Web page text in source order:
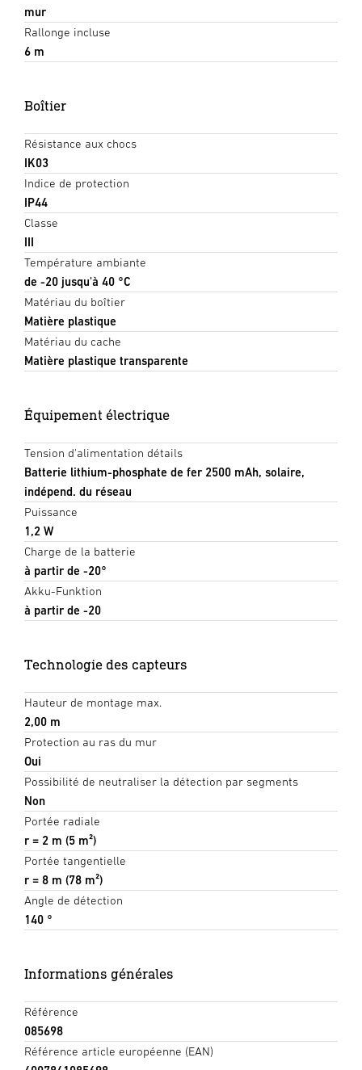
mur
Rallonge incluse
6 m
Boîtier
Résistance aux chocs
IK03
Indice de protection
IP44
Classe
III
Température ambiante
de -20 jusqu'à 40 °C
Matériau du boîtier
Matière plastique
Matériau du cache
Matière plastique transparente
Équipement électrique
Tension d'alimentation détails
Batterie lithium-phosphate de fer 2500 mAh, solaire,
indépend. du réseau
Puissance
1,2 W
Charge de la batterie
à partir de -20°
Akku-Funktion
à partir de -20
Technologie des capteurs
Hauteur de montage max.
2,00 m
Protection au ras du mur
Oui
Possibilité de neutraliser la détection par segments
Non
Portée radiale
r = 2 m (5 m²)
Portée tangentielle
r = 8 m (78 m²)
Angle de détection
140 °
Informations générales
Référence
085698
Référence article européenne (EAN)